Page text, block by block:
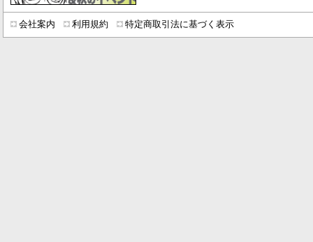
会社案内 利用規約 特定商取引法に基づく表示